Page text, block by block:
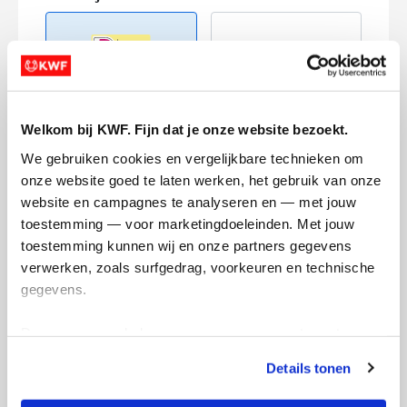
Welkom bij KWF. Fijn dat je onze website bezoekt.
We gebruiken cookies en vergelijkbare technieken om
onze website goed te laten werken, het gebruik van onze
website en campagnes te analyseren en — met jouw
toestemming — voor marketingdoeleinden. Met jouw
toestemming kunnen wij en onze partners gegevens
verwerken, zoals surfgedrag, voorkeuren en technische
gegevens.
tonen. Je kunt je toestemming op elk moment wijzigen of
intrekken via Cookie instellingen onderaan de pagina. De
Details tonen
Creditcard
Referentie
Ik wil bijdragen aan de transactiekosten
Doneer nu